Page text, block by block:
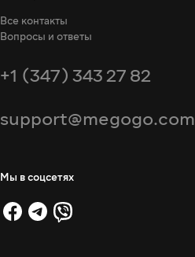
Все контакты
Вопросы и ответы
+1 (347) 343 27 82
support@megogo.com
Мы в соцсетях